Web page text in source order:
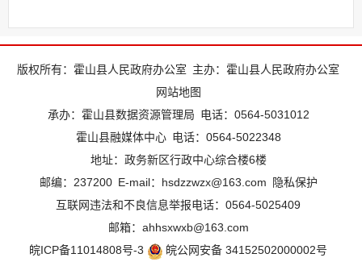
版权所有：霍山县人民政府办公室 主办：霍山县人民政府办公室
网站地图
承办：霍山县数据资源管理局 电话：0564-5031012
霍山县融媒体中心 电话：0564-5022348
地址：政务新区行政中心综合楼6楼
邮编：237200 E-mail：hsdzzwzx@163.com
隐私保护
互联网违法和不良信息举报电话：0564-5025409
邮箱：ahhsxwxb@163.com
皖ICP备11014808号-3
皖公网安备 34152502000002号